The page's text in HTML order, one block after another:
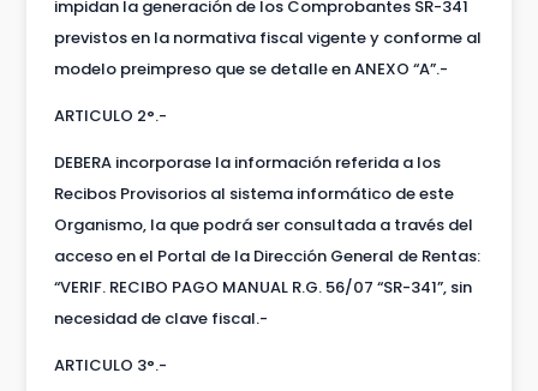
impidan la generación de los Comprobantes SR-341
previstos en la normativa fiscal vigente y conforme al
modelo preimpreso que se detalle en ANEXO “A”.-
ARTICULO 2°.-
DEBERA incorporase la información referida a los
Recibos Provisorios al sistema informático de este
Organismo, la que podrá ser consultada a través del
acceso en el Portal de la Dirección General de Rentas:
“VERIF. RECIBO PAGO MANUAL R.G. 56/07 “SR-341”, sin
necesidad de clave fiscal.-
ARTICULO 3°.-